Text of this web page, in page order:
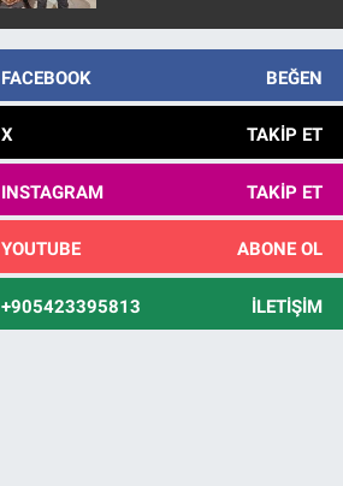
10 yıl sonra yakalandı
FACEBOOK BEĞEN
X TAKIP ET
INSTAGRAM TAKIP ET
YOUTUBE ABONE OL
+905423395813 İLETIŞIM